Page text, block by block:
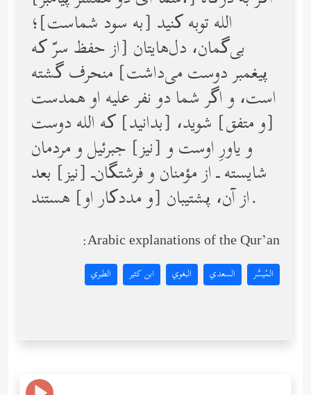
الله توبه کنید [به سود شماست]؛
بی‌گمان، دل‌هایتان [از حفظ سرّ که
پیغمبر دوست می‌داشت] منحرف گشته
است، و اگر شما دو نفر علیه او همدست
[و متفق] شوید، [بدانید] که الله دوست
و یاورِ اوست و [نیز] جبرئیل و مردمان
شایسته ـ از مؤمنان و فرشتگان‌ـ [نیز] بعد
از آن، پشتیبان [و مددکار او] هستند.
Arabic explanations of the Qur’an:
المُيسَّر السعدي البغوي ابن كثير الطبري